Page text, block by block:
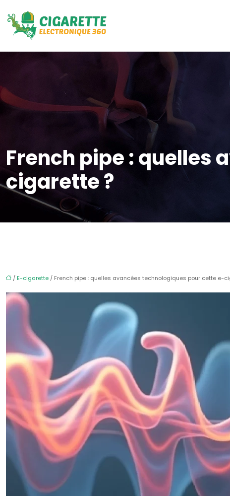
French pipe : quelles
cigarette ?
/ E-cigarette / French pipe : quelles avancées technologiques pour cette e-